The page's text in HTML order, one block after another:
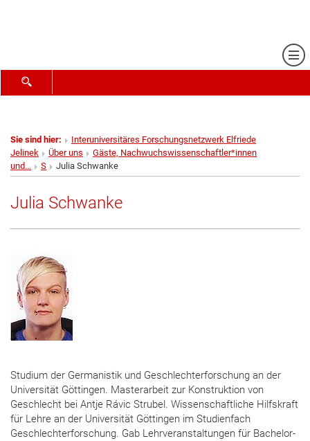
SUCHFORMULAR ÖFFNEN
Sie sind hier:
Interuniversitäres Forschungsnetzwerk Elfriede
Jelinek
Über uns
Gäste, Nachwuchswissenschaftler*innen
und...
S Julia Schwanke
Julia Schwanke
Studium der Germanistik und Geschlechterforschung an der
Universität Göttingen. Masterarbeit zur Konstruktion von
Geschlecht bei Antje Rávic Strubel. Wissenschaftliche Hilfskraft
für Lehre an der Universität Göttingen im Studienfach
Geschlechterforschung. Gab Lehrveranstaltungen für Bachelor-